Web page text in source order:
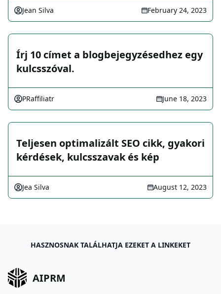
Jean Silva February 24, 2023
Írj 10 címet a blogbejegyzésedhez egy
kulcsszóval.
PRaffiliatr June 18, 2023
Teljesen optimalizált SEO cikk, gyakori
kérdések, kulcsszavak és kép
Jea Silva August 12, 2023
HASZNOSNAK TALÁLHATJA EZEKET A LINKEKET
AIPRM